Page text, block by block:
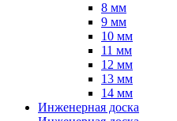
8 мм
9 мм
10 мм
11 мм
12 мм
13 мм
14 мм
Инженерная доска